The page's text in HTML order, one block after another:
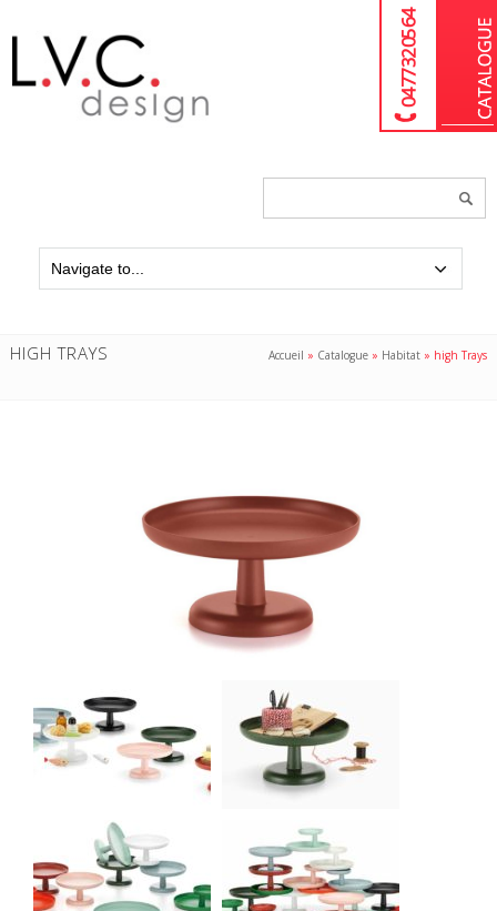
04 77 32 05 64
HIGH TRAYS Accueil » Catalogue » Habitat » high Trays